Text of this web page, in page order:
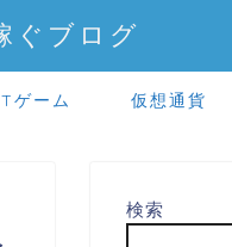
ぐブログ
ゲーム 仮想通貨
検索